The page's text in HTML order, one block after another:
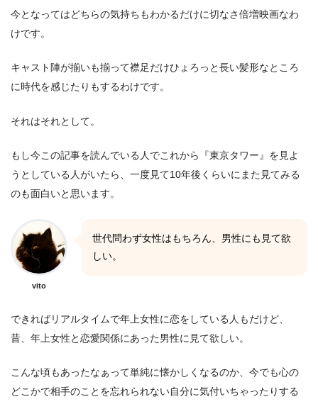
今となってはどちらの気持ちもわかるだけに切なさ倍増映画なわ
けです。
キャスト陣が揃いも揃って襟足だけひょろっと長い髪形なところ
に時代を感じたりもするわけです。
それはそれとして。
もし今この記事を読んでいる人でこれから『東京タワー』を見よ
うとしている人がいたら、一度見て10年後くらいにまた見てみる
のも面白いと思います。
vito
世代問わず女性はもちろん、男性にも見て欲
しい。
できればリアルタイムで年上女性に恋をしている人もだけど、
昔、年上女性と恋愛関係にあった男性に見て欲しい。
こんな頃もあったなぁって単純に懐かしくなるのか、今でも心の
どこかで相手のことを忘れられない自分に気付いちゃったりする